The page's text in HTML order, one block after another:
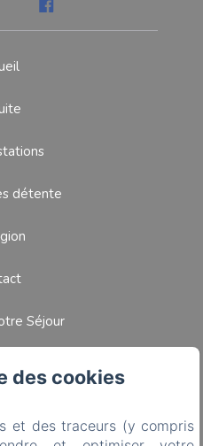
détente
Séjour
des cookies
et des traceurs (y compris